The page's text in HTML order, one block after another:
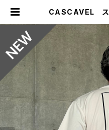
CASCAVEL ス
デキ